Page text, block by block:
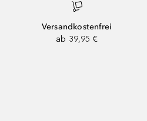
Versandkostenfrei
ab 39,95 €